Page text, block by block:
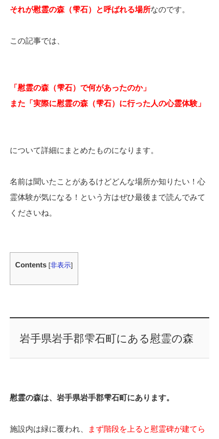
それが慰霊の森（雫石）と呼ばれる場所なのです。
この記事では、
「慰霊の森（雫石）で何があったのか」
また「実際に慰霊の森（雫石）に行った人の心霊体験」
について詳細にまとめたものになります。
名前は聞いたことがあるけどどんな場所か知りたい！心
霊体験が気になる！という方はぜひ最後まで読んでみて
くださいね。
Contents [非表示]
岩手県岩手郡雫石町にある慰霊の森
慰霊の森は、岩手県岩手郡雫石町にあります。
施設内は緑に覆われ、
まず階段を上ると慰霊碑が建てら